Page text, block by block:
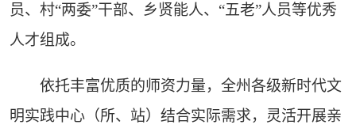
员、村“两委”干部、乡贤能人、“五老”人员等优秀
人才组成。
依托丰富优质的师资力量，全州各级新时代文
明实践中心（所、站）结合实际需求，灵活开展亲